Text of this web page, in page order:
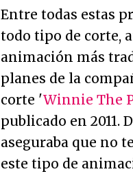
Entre todas estas
todo tipo de corte,
animación más
planes de la
corte 'Winnie The
publicado en 2011.
aseguraba que no
este tipo de